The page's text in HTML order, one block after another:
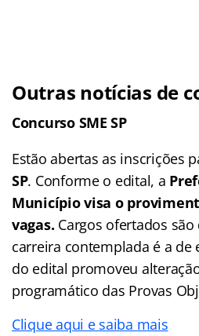
Outras notícias de
Concurso SME SP
Estão abertas as inscrições
SP. Conforme o edital, a
Município visa o
vagas. Cargos ofertados
carreira contemplada é a de
do edital promoveu
programático das Provas
Clique aqui e saiba mais